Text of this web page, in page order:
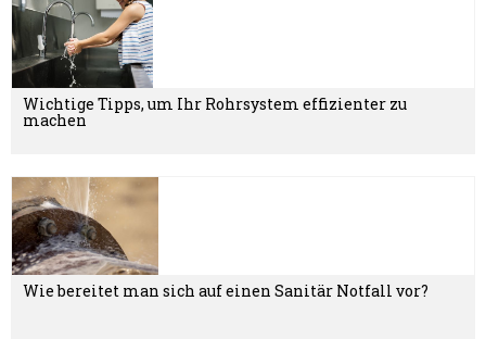
Wichtige Tipps, um Ihr Rohrsystem effizienter zu
machen
Wie bereitet man sich auf einen Sanitär Notfall vor?